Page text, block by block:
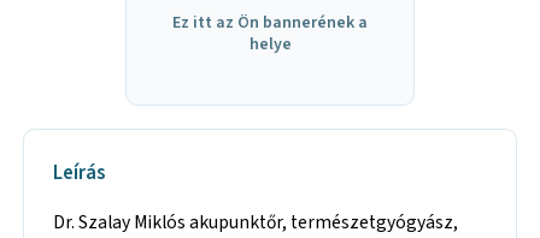
Ez itt az Ön bannerének a
helye
Leírás
Dr. Szalay Miklós akupunktőr, természetgyógyász,